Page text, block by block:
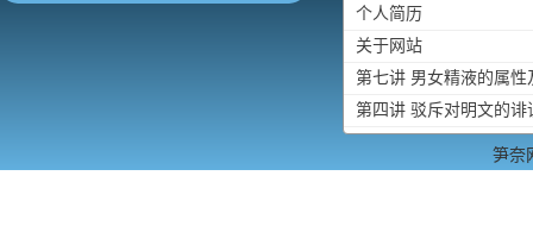
个人简历
关于网站
第七讲 男女精液的属
第四讲 驳斥对明文的诽